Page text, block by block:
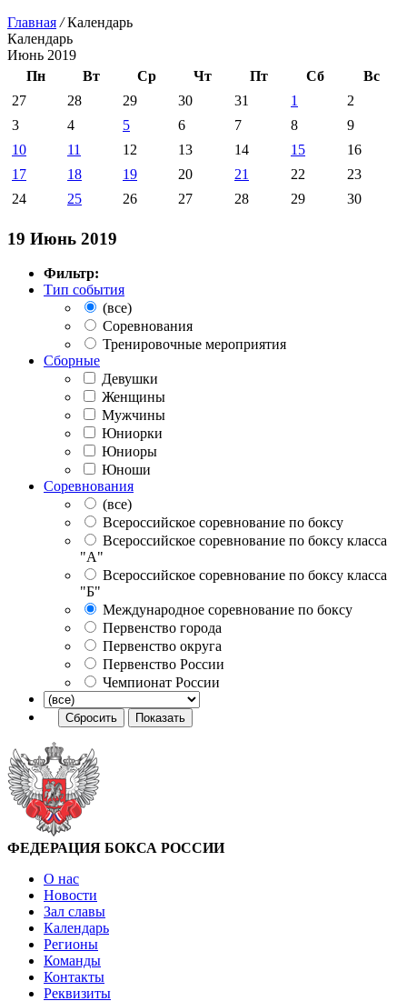
Главная /Календарь
Календарь
Июнь 2019
Пн
Вт Ср Чт Пт Сб
Вс
27
28 29 30 31 1
2
3
4 5 6 7 8
9
10
11 12 13 14 15
16
17
18 19 20 21 22
23
24
25 26 27 28 29 30
19 Июнь 2019
Фильтр:
Тип события
(все)
Соревнования
Тренировочные мероприятия
Сборные
Девушки
Женщины
Мужчины
Юниорки
Юниоры
Юноши
Соревнования
(все)
Всероссийское соревнование по боксу
Всероссийское соревнование по боксу класса
"А"
Всероссийское соревнование по боксу класса
"Б"
Международное соревнование по боксу
Первенство города
Первенство округа
Первенство России
Чемпионат России
ФЕДЕРАЦИЯ БОКСА РОССИИ
О нас
Новости
Зал славы
Календарь
Регионы
Команды
Контакты
Реквизиты